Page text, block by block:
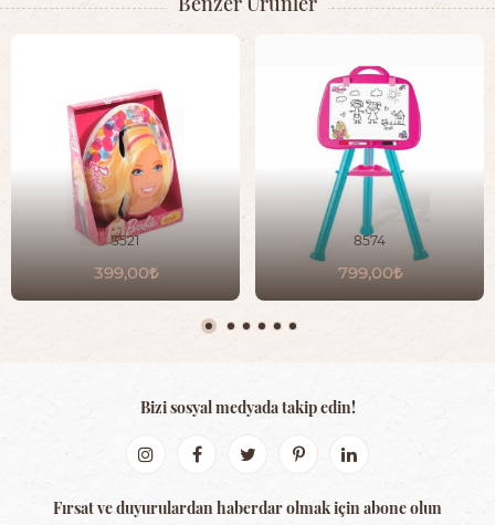
3521
399,00
8574
799,00
Bizi sosyal medyada takip edin!
Fırsat ve duyurulardan haberdar olmak için abone olun